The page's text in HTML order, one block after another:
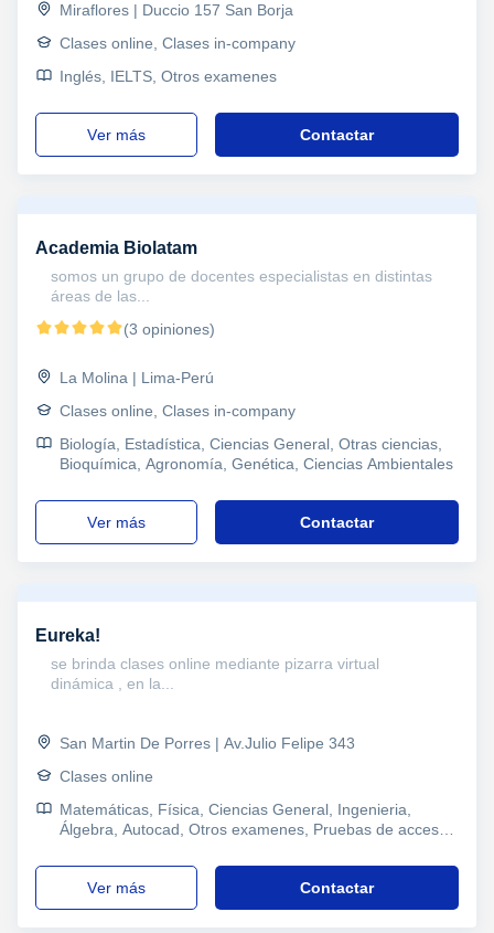
Miraflores | Duccio 157 San Borja
Clases online, Clases in-company
Inglés, IELTS, Otros examenes
ver más Contactar
Academia Biolatam
somos un grupo de docentes especialistas en distintas
áreas de las...
(3 opiniones)
La Molina | Lima-Perú
Clases online, Clases in-company
Biología, Estadística, Ciencias General, Otras ciencias,
Bioquímica, Agronomía, Genética, Ciencias Ambientales
ver más Contactar
Eureka!
se brinda clases online mediante pizarra virtual
dinámica , en la...
San Martin De Porres | Av.Julio Felipe 343
Clases online
Matemáticas, Física, Ciencias General, Ingenieria,
Álgebra, Autocad, Otros examenes, Pruebas de acceso,
ver más Contactar